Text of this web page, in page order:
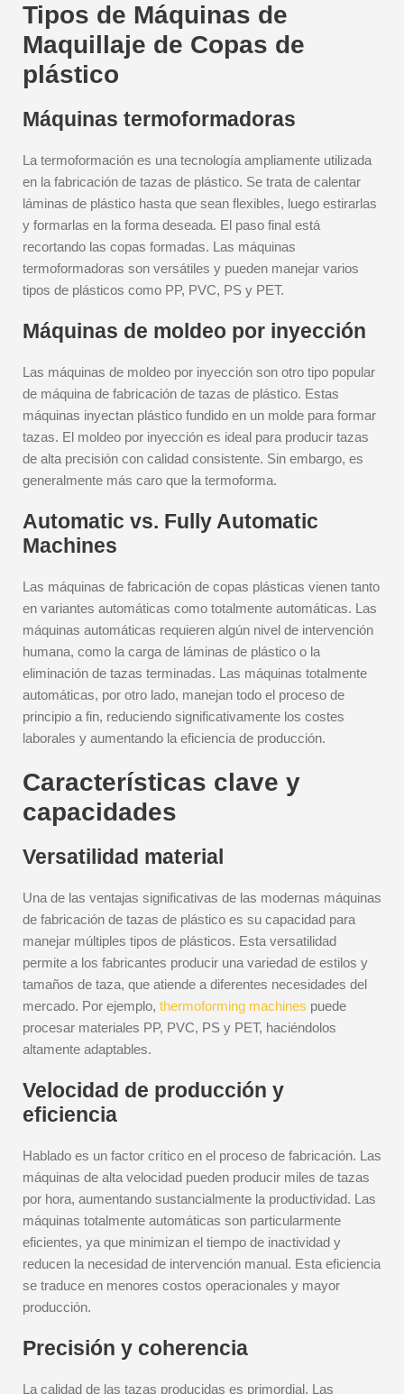
Tipos de Máquinas de
Maquillaje de Copas de
plástico
Máquinas termoformadoras
La termoformación es una tecnología ampliamente utilizada
en la fabricación de tazas de plástico. Se trata de calentar
láminas de plástico hasta que sean flexibles, luego estirarlas
y formarlas en la forma deseada. El paso final está
recortando las copas formadas. Las máquinas
termoformadoras son versátiles y pueden manejar varios
tipos de plásticos como PP, PVC, PS y PET.
Máquinas de moldeo por inyección
Las máquinas de moldeo por inyección son otro tipo popular
de máquina de fabricación de tazas de plástico. Estas
máquinas inyectan plástico fundido en un molde para formar
tazas. El moldeo por inyección es ideal para producir tazas
de alta precisión con calidad consistente. Sin embargo, es
generalmente más caro que la termoforma.
Automatic vs. Fully Automatic
Machines
Las máquinas de fabricación de copas plásticas vienen tanto
en variantes automáticas como totalmente automáticas. Las
máquinas automáticas requieren algún nivel de intervención
humana, como la carga de láminas de plástico o la
eliminación de tazas terminadas. Las máquinas totalmente
automáticas, por otro lado, manejan todo el proceso de
principio a fin, reduciendo significativamente los costes
laborales y aumentando la eficiencia de producción.
Características clave y
capacidades
Versatilidad material
Una de las ventajas significativas de las modernas máquinas
de fabricación de tazas de plástico es su capacidad para
manejar múltiples tipos de plásticos. Esta versatilidad
permite a los fabricantes producir una variedad de estilos y
tamaños de taza, que atiende a diferentes necesidades del
mercado. Por ejemplo, thermoforming machines puede
procesar materiales PP, PVC, PS y PET, haciéndolos
altamente adaptables.
Velocidad de producción y
eficiencia
Hablado es un factor crítico en el proceso de fabricación. Las
máquinas de alta velocidad pueden producir miles de tazas
por hora, aumentando sustancialmente la productividad. Las
máquinas totalmente automáticas son particularmente
eficientes, ya que minimizan el tiempo de inactividad y
reducen la necesidad de intervención manual. Esta eficiencia
se traduce en menores costos operacionales y mayor
producción.
Precisión y coherencia
La calidad de las tazas producidas es primordial. Las